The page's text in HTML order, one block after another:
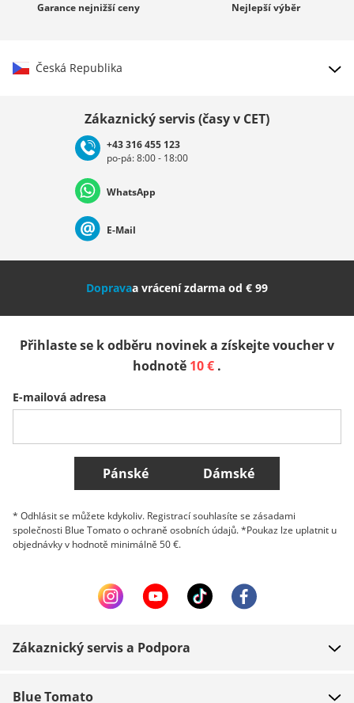
Garance nejnižší ceny Nejlepšívýběr
Česká Republika
Deutschland Österreich
Nederland Italia (Italiano) Italien (Deutsch)
Slovenija
Belgique (Français) Danmark Norge
Všechny země
Zákaznický servis (časy v CET)
+43 316 455 123
po-pá: 8:00 - 18:00
WhatsApp
E-Mail
Dopravaa vrácení zdarma od € 99
Přihlaste se k odběru novinek a získejte voucher v
hodnotě 10 € .
E-mailová adresa
Pánské Dámské
* Odhlásit se můžete kdykoliv. Registrací souhlasíte se zásadami
společnosti Blue Tomato o ochraně osobních údajů. *Poukaz lze uplatnit u
objednávky v hodnotě minimálně 50 €.
Zákaznický servis a Podpora
Blue Tomato